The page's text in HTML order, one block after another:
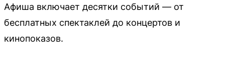
Афиша включает десятки событий — от
бесплатных спектаклей до концертов и
кинопоказов.